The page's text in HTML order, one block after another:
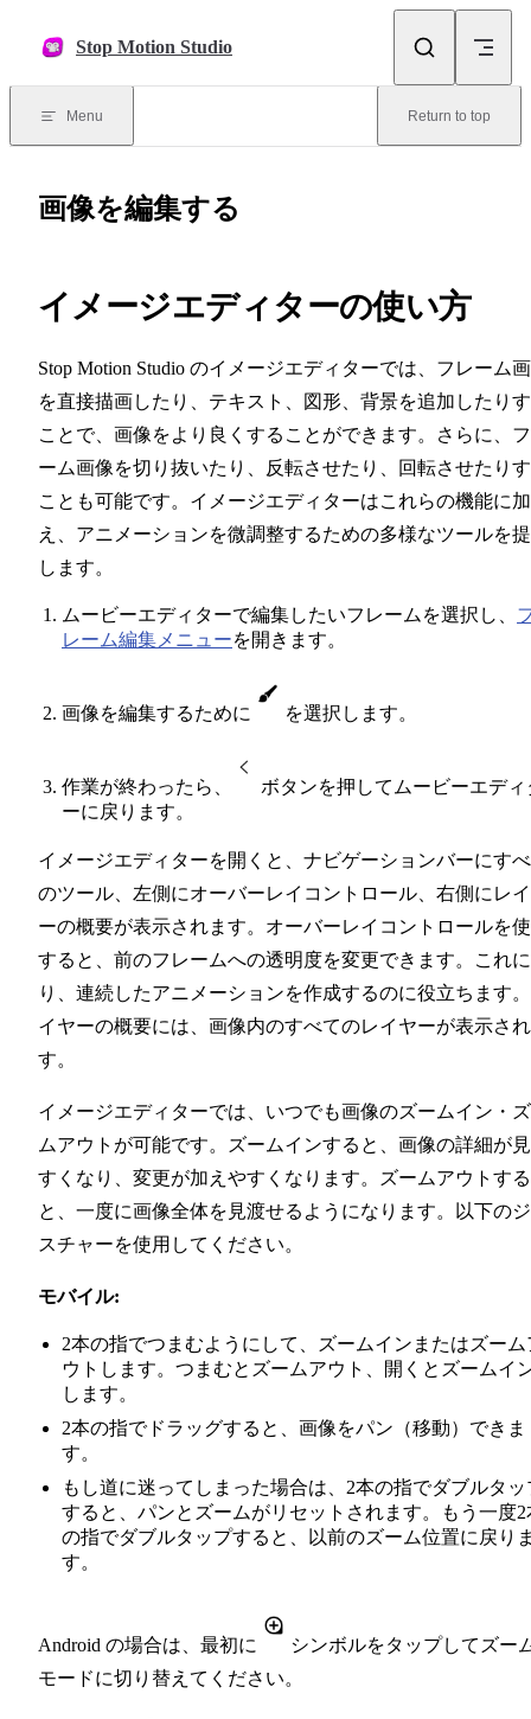
Stop Motion Studio
Menu Return to top
画像を編集する
イメージエディターの使い方
Stop Motion Studio のイメージエディターでは、フレーム
を直接描画したり、テキスト、図形、背景を追加したり
ことで、画像をより良くすることができます。さらに、
ーム画像を切り抜いたり、反転させたり、回転させたり
ことも可能です。イメージエディターはこれらの機能に加
え、アニメーションを微調整するための多様なツールを
します。
ムービーエディターで編集したいフレームを選択し、
レーム編集メニューを開きます。
画像を編集するために を選択します。
作業が終わったら、
ボタンを押してムービーエディ
ーに戻ります。
イメージエディターを開くと、ナビゲーションバーにす
のツール、左側にオーバーレイコントロール、右側にレ
ーの概要が表示されます。オーバーレイコントロールを
すると、前のフレームへの透明度を変更できます。これ
り、連続したアニメーションを作成するのに役立ちます
イヤーの概要には、画像内のすべてのレイヤーが表示さ
す。
イメージエディターでは、いつでも画像のズームイン・
ムアウトが可能です。ズームインすると、画像の詳細が
すくなり、変更が加えやすくなります。ズームアウトする
と、一度に画像全体を見渡せるようになります。以下の
スチャーを使用してください。
モバイル:
2本の指でつまむようにして、ズームインまたはズーム
ウトします。つまむとズームアウト、開くとズームイ
します。
2本の指でドラッグすると、画像をパン（移動）できま
す。
もし道に迷ってしまった場合は、2本の指でダブルタッ
すると、パンとズームがリセットされます。もう一度2
の指でダブルタップすると、以前のズーム位置に戻り
す。
Android の場合は、最初に
シンボルをタップしてズー
モードに切り替えてください。